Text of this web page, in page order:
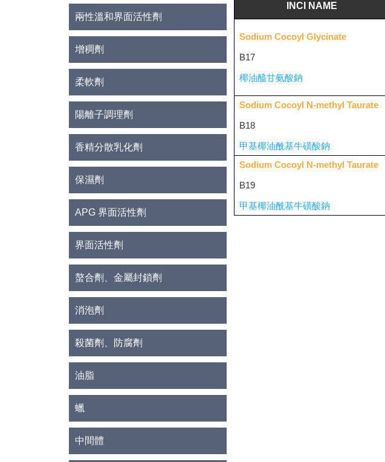
兩性溫和界面活性劑
增稠劑
柔軟劑
陽離子調理劑
香精分散乳化劑
保濕劑
APG 界面活性劑
界面活性劑
螯合劑、金屬封鎖劑
消泡劑
殺菌劑、防腐劑
油脂
蠟
中間體
INCI NAME
Sodium Cocoyl Glycinate
B17
椰油醯甘氨酸鈉
Sodium Cocoyl N-methyl Taurate
B18
甲基椰油酰基牛磺酸鈉
Sodium Cocoyl N-methyl Taurate
B19
甲基椰油酰基牛磺酸鈉